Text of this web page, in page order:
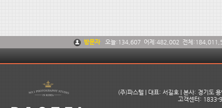
방문자 오늘: 134,607 어제:482,002 전체:
(주)파스텔 | 대표: 서길호 | 본사: 경기도
고객센터: 1833-